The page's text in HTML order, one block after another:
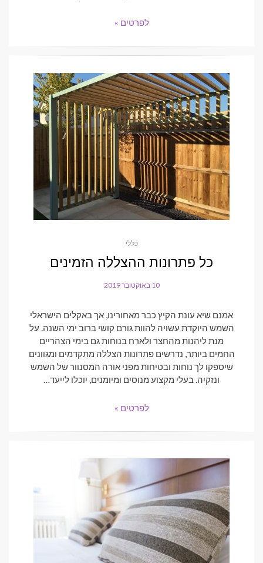
לפרטים »
כללי
כל פתרונות ההצללה הזמינים
POSTED
10 באוקטובר 2019
אמנם שיא עונת הקיץ כבר מאחורינו, אך באקלים הישראלי
השמש היוקדת עשויה להוות גורם קושי ברוב ימי השנה. על
מנת ליהנות מהחצר ולארח בנוחות גם בימי הצהריים
החמים ביותר, נדרשים פתרונות הצללה מתקדמים ומגוונים
שיספקו לך נוחות ובטיחות מפני אורה המסנוור של השמש
ונזקיה. בעלי מקצוע מנוסים ומיומנים, יוכלו לייעד…
לפרטים »